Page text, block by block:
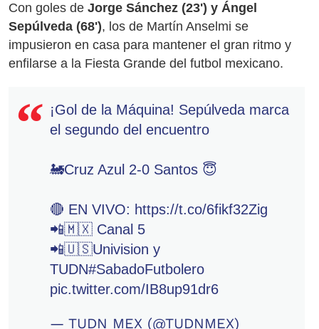
Con goles de Jorge Sánchez (23') y Ángel
Sepúlveda (68'), los de Martín Anselmi se
impusieron en casa para mantener el gran ritmo y
enfilarse a la Fiesta Grande del futbol mexicano.
¡Gol de la Máquina! Sepúlveda marca
el segundo del encuentro
🚂Cruz Azul 2-0 Santos 😇
🔴 EN VIVO: https://t.co/6fikf32Zig
📲🇲🇽 Canal 5
📲🇺🇸Univision y
TUDN#SabadoFutbolero
pic.twitter.com/IB8up91dr6
— TUDN MEX (@TUDNMEX)